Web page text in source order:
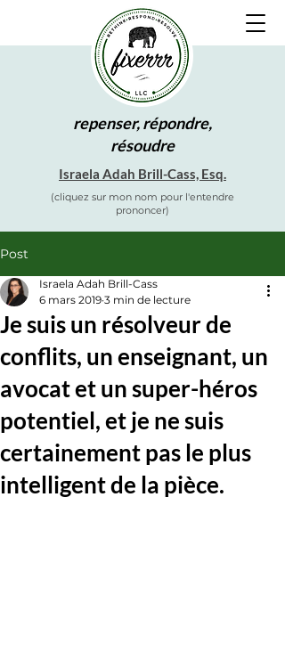
repenser, répondre,
résoudre
Israela Adah Brill-Cass, Esq.
(cliquez sur mon nom pour l'entendre
prononcer)
Post
Je suis un résolveur de
conflits, un enseignant, un
avocat et un super-héros
potentiel, et je ne suis
certainement pas le plus
intelligent de la pièce.
Israela Adah Brill-Cass
6 mars 2019 3 min de lecture